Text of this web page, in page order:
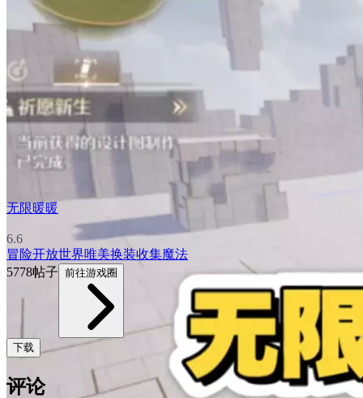
无限暖暖
6.6
冒险开放世界唯美换装收集魔法
5778帖子 前往游戏圈
下载
评论